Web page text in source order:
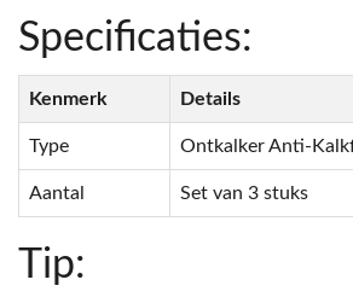
Specificaties:
Kenmerk Details
Type Ontkalker Anti-
Aantal Set van 3 stuks
Tip: